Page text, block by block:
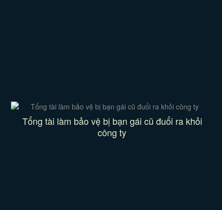
Tổng tài làm bảo vệ bị bạn gái cũ đuổi ra khỏi
công ty